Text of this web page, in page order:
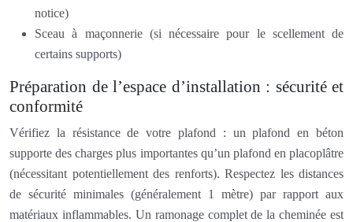
notice)
Sceau à maçonnerie (si nécessaire pour le scellement de
certains supports)
Préparation de l’espace d’installation : sécurité et
conformité
Vérifiez la résistance de votre plafond : un plafond en béton
supporte des charges plus importantes qu’un plafond en placoplâtre
(nécessitant potentiellement des renforts). Respectez les distances
de sécurité minimales (généralement 1 mètre) par rapport aux
matériaux inflammables. Un ramonage complet de la cheminée est